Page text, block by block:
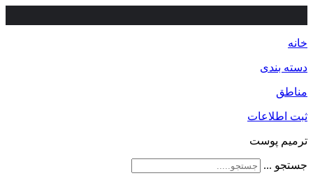
خانه
دسته بندی
مناطق
ثبت اطلاعات
ترمیم پوست
جستجو ...